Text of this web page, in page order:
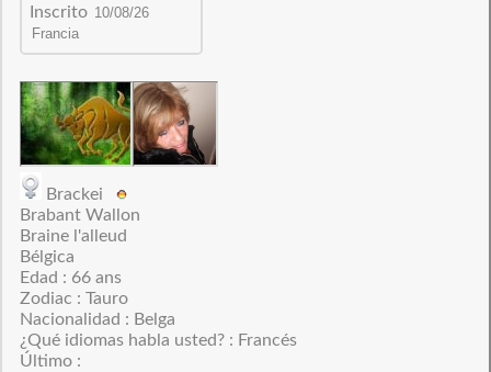
Inscrito
Brackei
Brabant Wallon
Braine l'alleud
Bélgica
Edad : 66 ans
Zodiac : Tauro
Nacionalidad : Belga
¿Qué idiomas habla usted? : Francés
Último :